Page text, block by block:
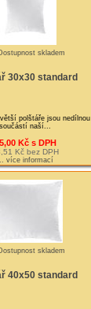
30x30 standard
polštáře jsou nedílnou
součástí naší...
Kč s DPH
Kč bez DPH
... více informací
40x50 standard